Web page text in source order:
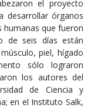
el proyecto
desarrollar órganos
humanas que fueron
de seis días están
piel, hígado
sólo lograron
los autores del
de Ciencia y
en el Instituto Salk,